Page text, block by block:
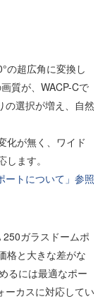
の超広角に変換し
質が、WACP-Cで
の選択が増え、自然
化が無く、ワイド
ます。
ートについて」参照
ガラスドームポ
格と大きな差がな
るには最適なポー
ーカスに対応してい